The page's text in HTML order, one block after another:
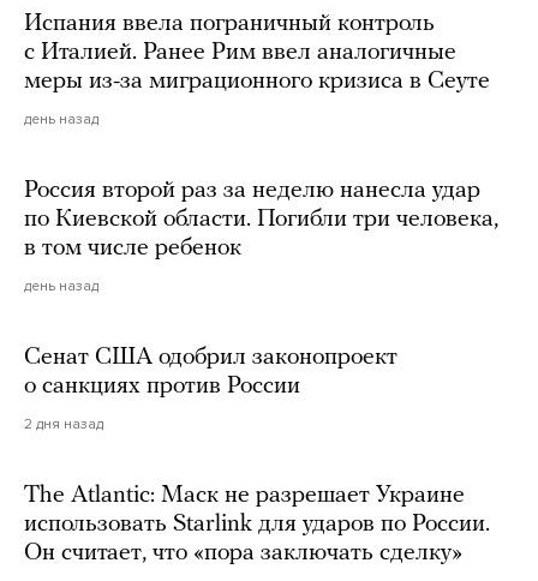
Испания ввела пограничный контроль
с Италией. Ранее Рим ввел аналогичные
меры из-за миграционного кризиса в Сеуте
день назад
Россия второй раз за неделю нанесла удар
по Киевской области. Погибли три человека,
в том числе ребенок
день назад
Сенат США одобрил законопроект
о санкциях против России
2 дня назад
The Atlantic: Маск не разрешает Украине
использовать Starlink для ударов по России.
Он считает, что «пора заключать сделку»